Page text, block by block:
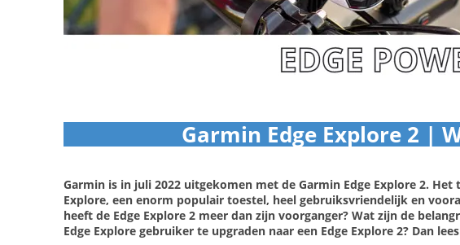
Garmin Edge Explore 2 |
Garmin is in juli 2022 uitgekomen met de Garmin Edge Explore 2.
Explore, een enorm populair toestel, heel gebruiksvriendelijk en
heeft de Edge Explore 2 meer dan zijn voorganger? Wat zijn de
Edge Explore gebruiker te upgraden naar een Edge Explore 2? Dan